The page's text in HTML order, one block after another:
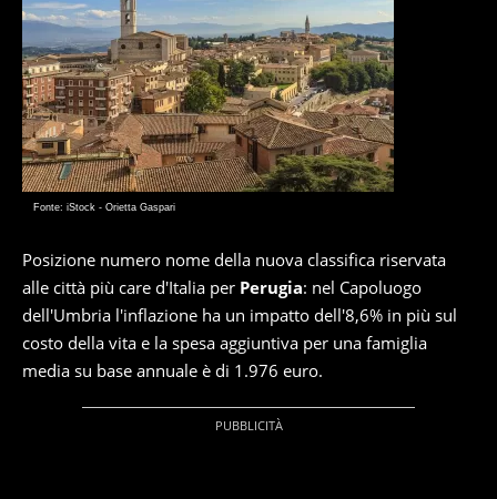
Fonte: iStock - Orietta Gaspari
Posizione numero nome della nuova classifica riservata
alle città più care d'Italia per Perugia: nel Capoluogo
dell'Umbria l'inflazione ha un impatto dell'8,6% in più sul
costo della vita e la spesa aggiuntiva per una famiglia
media su base annuale è di 1.976 euro.